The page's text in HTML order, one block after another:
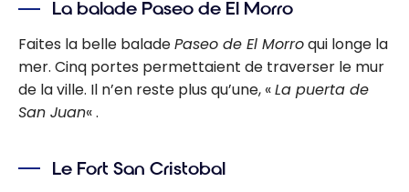
La balade Paseo de El Morro
Faites la belle baladePaseo de El Morroqui longe la
mer. Cinq portes permettaient de traverser le mur
de la ville. Il n’en reste plus qu’une, «La puerta de
San Juan« .
Le Fort San Cristobal